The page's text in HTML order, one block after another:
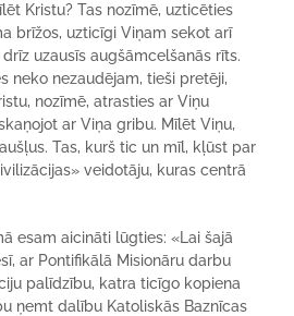
Kristu? Tas nozīmē, uzticēties
brīžos, uzticīgi Viņam sekot arī
uzausīs augšāmcelšanās rīts.
neko nezaudējam, tieši pretēji,
nozīmē, atrasties ar Viņu
ar Viņa gribu. Mīlēt Viņu,
Tas, kurš tic un mīl, kļūst par
veidotāju, kuras centrā
esam aicināti lūgties: «Lai šajā
ar Pontifikālā Misionāru darbu
palīdzību, katra ticīgo kopiena
ņemt dalību Katoliskās Baznīcas